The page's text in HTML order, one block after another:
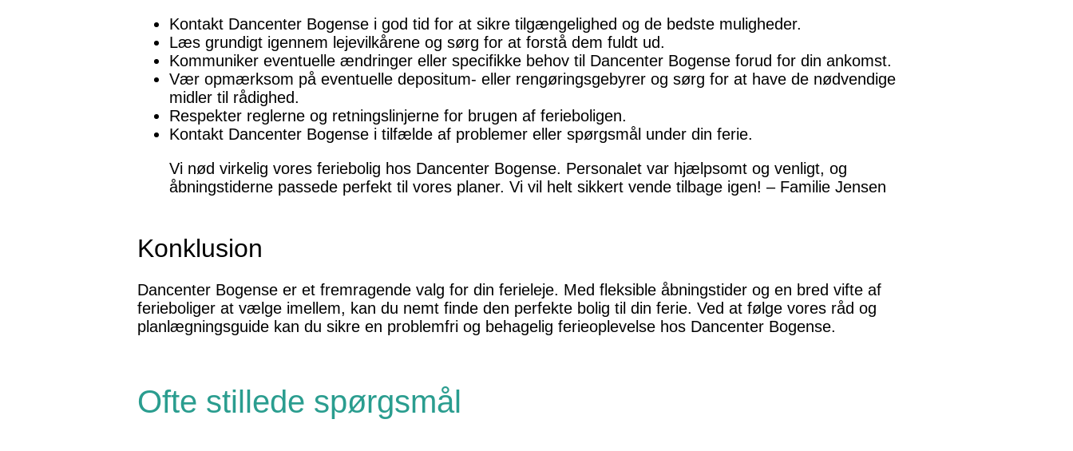
Kontakt Dancenter Bogense i god tid for at sikre tilgængelighed og de bedste muligheder.
Læs grundigt igennem lejevilkårene og sørg for at forstå dem fuldt ud.
Kommuniker eventuelle ændringer eller specifikke behov til Dancenter Bogense forud for din ankomst.
Vær opmærksom på eventuelle depositum- eller rengøringsgebyrer og sørg for at have de nødvendige
midler til rådighed.
Respekter reglerne og retningslinjerne for brugen af ferieboligen.
Kontakt Dancenter Bogense i tilfælde af problemer eller spørgsmål under din ferie.
Vi nød virkelig vores feriebolig hos Dancenter Bogense. Personalet var hjælpsomt og venligt, og
åbningstiderne passede perfekt til vores planer. Vi vil helt sikkert vende tilbage igen! – Familie Jensen
Konklusion
Dancenter Bogense er et fremragende valg for din ferieleje. Med fleksible åbningstider og en bred vifte af
ferieboliger at vælge imellem, kan du nemt finde den perfekte bolig til din ferie. Ved at følge vores råd og
planlægningsguide kan du sikre en problemfri og behagelig ferieoplevelse hos Dancenter Bogense.
Ofte stillede spørgsmål